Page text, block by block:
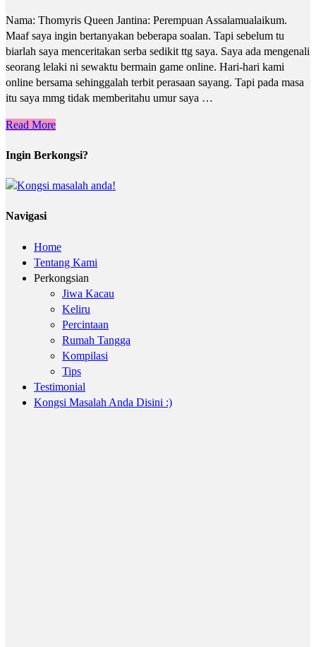
Nama: Thomyris Queen Jantina: Perempuan Assalamualaikum.
Maaf saya ingin bertanyakan beberapa soalan. Tapi sebelum tu
biarlah saya menceritakan serba sedikit ttg saya. Saya ada mengenali
seorang lelaki ni sewaktu bermain game online. Hari-hari kami
online bersama sehinggalah terbit perasaan sayang. Tapi pada masa
itu saya mmg tidak memberitahu umur saya …
Read More
Ingin Berkongsi?
Navigasi
Home
Tentang Kami
Perkongsian
Jiwa Kacau
Keliru
Percintaan
Rumah Tangga
Kompilasi
Tips
Testimonial
Kongsi Masalah Anda Disini :)